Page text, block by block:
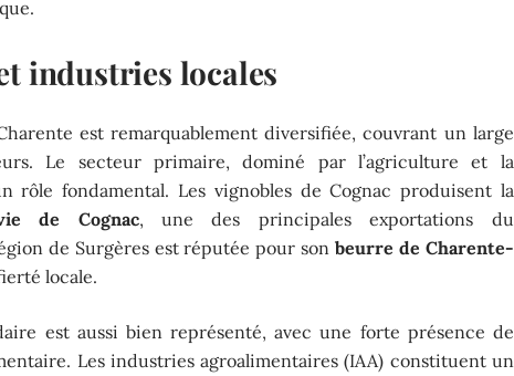
industries locales
est remarquablement diversifiée, couvrant un large
Le secteur primaire, dominé par l’agriculture et la
rôle fondamental. Les vignobles de Cognac produisent la
de Cognac, une des principales exportations du
de Surgères est réputée pour sonbeurre de Charente-
locale.
est aussi bien représenté, avec une forte présence de
Les industries agroalimentaires (IAA) constituent un